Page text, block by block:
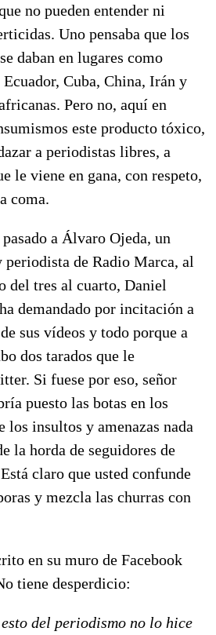
no pueden entender ni
Uno pensaba que los
daban en lugares como
Cuba, China, Irán y
Pero no, aquí en
este producto tóxico,
a periodistas libres, a
le viene en gana, con respeto,
coma.
a Álvaro Ojeda, un
periodista de Radio Marca, al
del tres al cuarto, Daniel
demandado por incitación a
sus vídeos y todo porque a
dos tarados que le
Si fuese por eso, señor
puesto las botas en los
los insultos y amenazas nada
la horda de seguidores de
claro que usted confunde
y mezcla las churras con
en su muro de Facebook
tiene desperdicio:
del periodismo no lo hice